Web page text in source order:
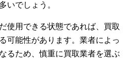
いでしょう。
使用できる状態であれば、買取
可能性があります。業者によっ
るため、慎重に買取業者を選ぶ